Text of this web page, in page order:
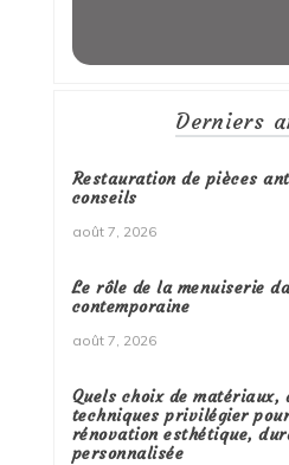
Derniers
Restauration de pièces
conseils
août 7, 2026
Le rôle de la menuiserie
contemporaine
août 7, 2026
Quels choix de matériaux,
techniques privilégier
rénovation esthétique,
personnalisée